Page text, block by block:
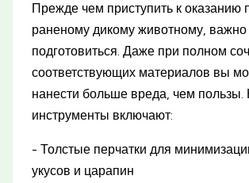
Прежде чем приступить к оказанию
раненому дикому животному, важно
подготовиться. Даже при полном
соответствующих материалов вы
нанести больше вреда, чем
инструменты включают:
- Толстые перчатки для
укусов и царапин